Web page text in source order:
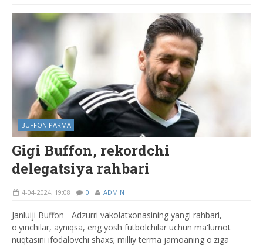
BUFFON PARMA
Gigi Buffon, rekordchi
delegatsiya rahbari
4-04-2024, 19:08 0 ADMIN
Janluiji Buffon - Adzurri vakolatxonasining yangi rahbari,
o'yinchilar, ayniqsa, eng yosh futbolchilar uchun ma'lumot
nuqtasini ifodalovchi shaxs; milliy terma jamoaning o'ziga